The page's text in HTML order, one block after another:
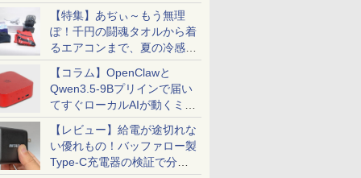
【特集】あぢぃ～もう無理
ぽ！千円の闘魂タオルから着
るエアコンまで、夏の冷感グ
ッズ一挙紹介
【コラム】OpenClawと
Qwen3.5-9Bプリインで届い
てすぐローカルAIが動くミニ
PC「SER9 Pro」
【レビュー】給電が途切れな
い優れもの！バッファロー製
Type-C充電器の検証で分か